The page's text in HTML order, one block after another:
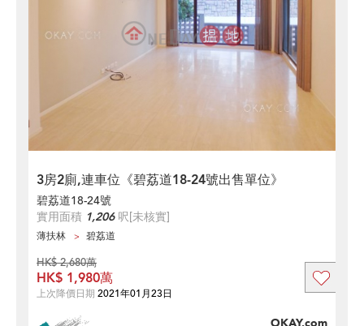
3房2廁,連車位《碧荔道18-24號出售單位》
碧荔道18-24號
實用面積 1,206呎[未核實]
薄扶林 碧荔道
OKAY.com
HK$ 2,680萬
HK$ 1,980萬
上次降價日期 2021年01月23日